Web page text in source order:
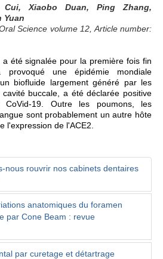
Xiaobo Duan, Ping Zhang,
Yuan
Science volume 12, Article number:
été signalée pour la première fois fin
une épidémie mondiale
biofluide largement généré par les
buccale, a été déclarée positive
CoVid-19. Outre les poumons, les
sont probablement un autre hôte
l'expression de l'ACE2.
nous rouvrir nos cabinets dentaires
anatomiques du foramen
par Cone Beam : revue
par curetage et détartrage